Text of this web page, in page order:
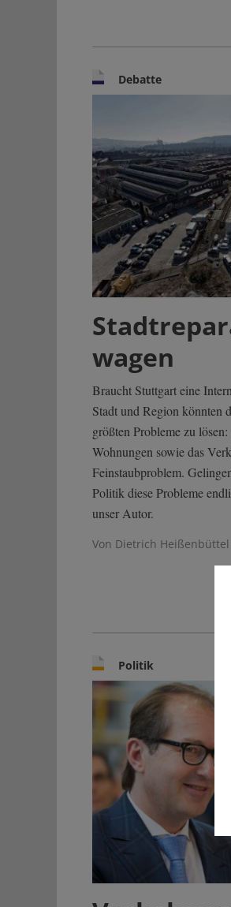
Debatte
wagen
Braucht Stuttgart eine
Stadt und Region könnten
größten Probleme zu
Wohnungen sowie das
Feinstaubproblem.
Politik diese Probleme
unser Autor.
Von Dietrich Heißenbüttel
Politik